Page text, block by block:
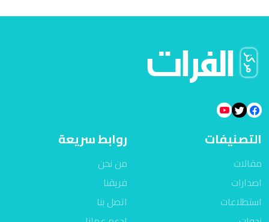
الإيجابي مع تطورات الاحداث، اما الضعفاء والحمقى فمصيرهم
التصنيفات
مقالات
اصدارات
استطلاعات
روابط سريعة
من نحن
فريقنا
اتصل بنا